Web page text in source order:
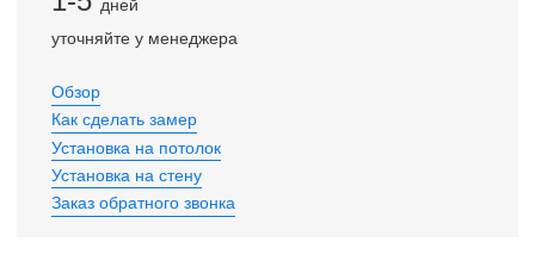
дней
уточняйте у менеджера
Обзор
Как сделать замер
Установка на потолок
Установка на стену
Заказ обратного звонка